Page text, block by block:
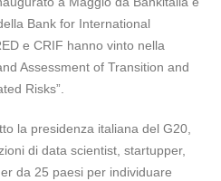
Bank for International
e CRIF hanno vinto nella
Assessment of Transition and
Risks”.
la presidenza italiana del G20,
di data scientist, startupper,
da 25 paesi per individuare